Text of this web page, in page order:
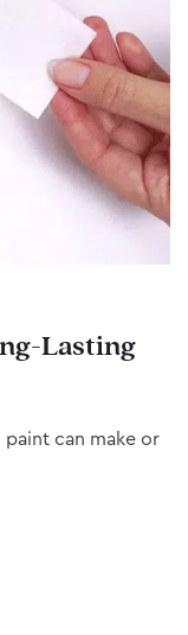
Lasting
can make or